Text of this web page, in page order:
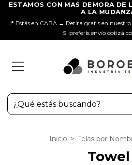
📍 Estás en CABA → Retira gratis en
Si preferís envío cotizá
Inicio > Telas por
Towel